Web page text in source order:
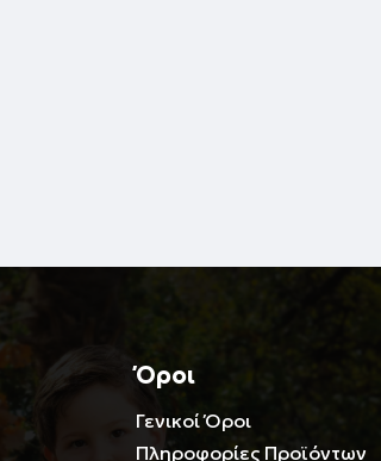
Όροι
Γενικοί Όροι
Πληροφορίες Προϊόντων